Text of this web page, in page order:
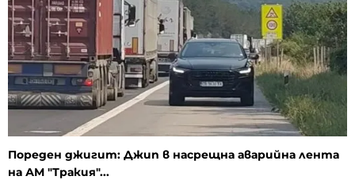
Пореден джигит: Джип в насрещна аварийна лента
на АМ "Тракия"...